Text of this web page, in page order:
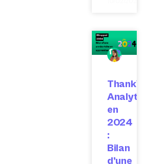
ThankYou
Analytics
en
2024
:
Bilan
d’une